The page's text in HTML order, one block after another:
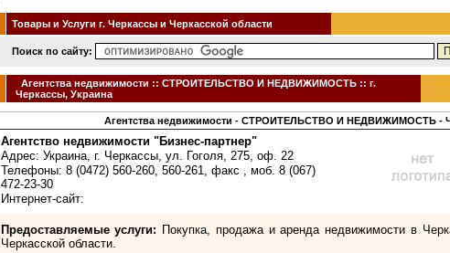
Товары и Услуги г. Черкассы и Черкасской области
Поиск по сайту:
Агентства недвижимости :: СТРОИТЕЛЬСТВО И НЕДВИЖИМОСТЬ :: г.
Черкассы, Украина
Агентства недвижимости - СТРОИТЕЛЬСТВО И НЕДВИЖИМОСТЬ -
Агентство недвижимости "Бизнес-партнер"
Адрес: Украина, г. Черкассы, ул. Гоголя, 275, оф. 22
Телефоны: 8 (0472) 560-260, 560-261, факс , моб. 8 (067)
472-23-30
Интернет-сайт:
Предоставляемые услуги: Покупка, продажа и аренда недвижимости в
Черкасской области.